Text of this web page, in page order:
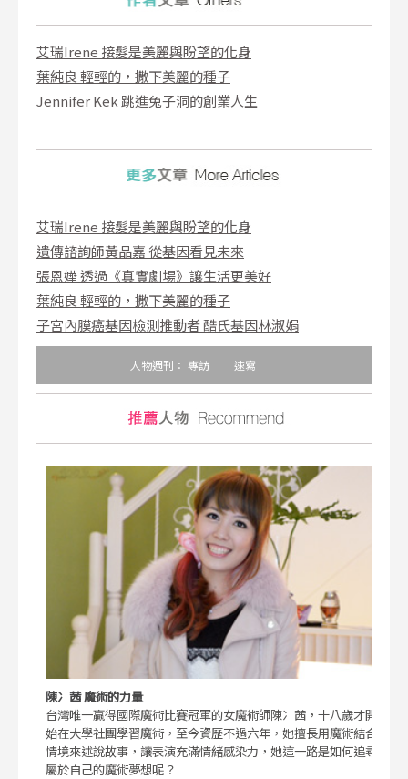
艾瑞Irene 接髮是美麗與盼望的化身
葉純良 輕輕的，撒下美麗的種子
Jennifer Kek 跳進兔子洞的創業人生
艾瑞Irene 接髮是美麗與盼望的化身
遺傳諮詢師黃品嘉 從基因看見未來
張恩嬅 透過《真實劇場》讓生活更美好
葉純良 輕輕的，撒下美麗的種子
子宮內膜癌基因檢測推動者 酷氏基因林淑娟
人物週刊： 專訪 速寫
陳冫茜 魔術的力量
台灣唯一贏得國際魔術比賽冠軍的女魔術師陳冫茜，十八歲才開
始在大學社團學習魔術，至今資歷不過六年，她擅長用魔術結合
情境來述說故事，讓表演充滿情緒感染力，她這一路是如何追尋
屬於自己的魔術夢想呢？